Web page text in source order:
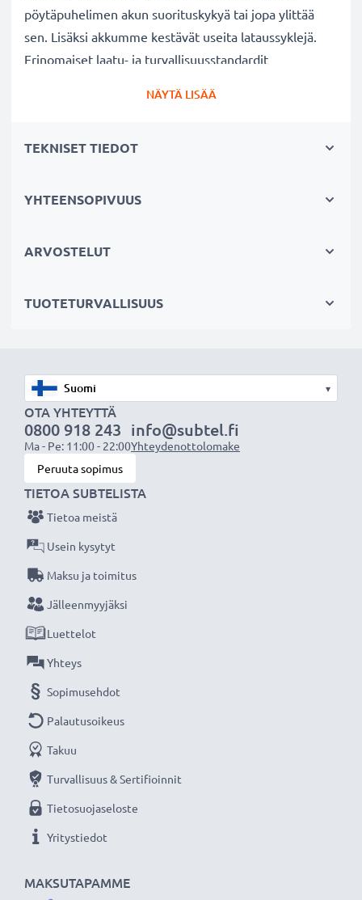
pöytäpuhelimen akun suorituskykyä tai jopa ylittää
sen. Lisäksi akkumme kestävät useita lataussyklejä.
Erinomaiset laatu- ja turvallisuusstandardit
siksi akuillamme on 3 vuoden takuu.
Jos laitteesi akku on heikko, vaihda akku, älä laitettasi.
Valitse CELLONIC®, etkä tingi laadusta. Tilaa nyt!
NÄYTÄ LISÄÄ
TEKNISET TIEDOT
YHTEENSOPIVUUS
ARVOSTELUT
TUOTETURVALLISUUS
▾
OTA YHTEYTTÄ
0800 918 243
Ma - Pe: 11:00 - 22:00
info@subtel.fi
Yhteydenottolomake
Peruuta sopimus
MAKSUTAPAMME
TIETOA SUBTELISTA
Tietoa meistä
Usein kysytyt
Maksu ja toimitus
Jälleenmyyjäksi
Luettelot
Yhteys
Sopimusehdot
Palautusoikeus
Takuu
Turvallisuus & Sertifioinnit
Tietosuojaseloste
Yritystiedot